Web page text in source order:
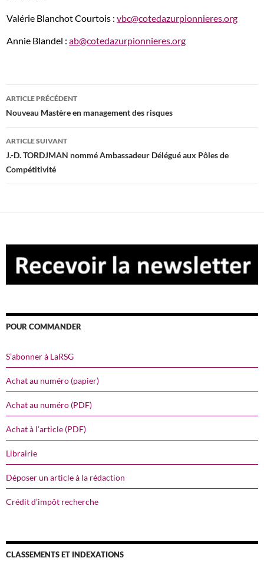
Valérie Blanchot Courtois :vbc@cotedazurpionnieres.org
Annie Blandel : ab@cotedazurpionnieres.org
Navigation
des
articles
ARTICLE PRÉCÉDENT
Nouveau Mastère en management des risques
ARTICLE SUIVANT
J.-D. TORDJMAN nommé Ambassadeur Délégué aux Pôles de
Compétitivité
POUR COMMANDER
S’abonner à LaRSG
Achat au numéro (papier)
Achat au numéro (PDF)
Achat à l’article (PDF)
Librairie
Déposer un article à la rédaction
Crédit d’impôt recherche
CLASSEMENTS ET INDEXATIONS